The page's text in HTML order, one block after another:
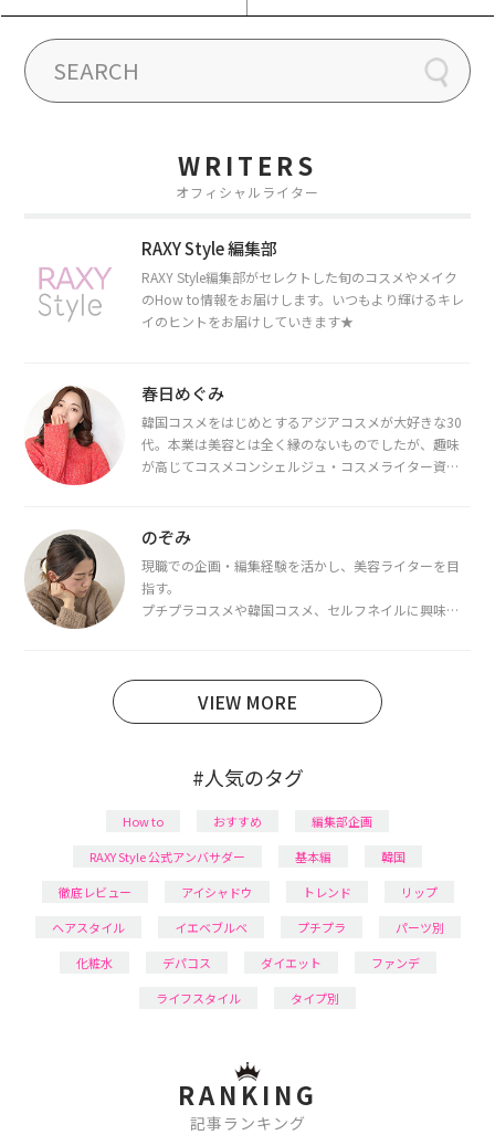
WRITERS
オフィシャルライター
RAXY Style 編集部
RAXY Style編集部がセレクトした旬のコスメやメイク
のHow to情報をお届けします。いつもより輝けるキレ
イのヒントをお届けしていきます★
春日めぐみ
韓国コスメをはじめとするアジアコスメが大好きな30
代。本業は美容とは全く縁のないものでしたが、趣味
が高じてコスメコンシェルジュ・コスメライター資格
断・骨格診断によるイメージコンサルティングも行っ
のぞみ
現職での企画・編集経験を活かし、美容ライターを目
指す。
プチプラコスメや韓国コスメ、セルフネイルに興味が
日本化粧品検定1級保有。
VIEW MORE
#人気のタグ
How to おすすめ
編集部企画
RAXY Style 公式アンバサダー
基本編
韓国
徹底レビュー
アイシャドウ トレンド
リップ
ヘアスタイル
イエベブルベ プチプラ
パーツ別
化粧水
デパコス ダイエット
ファンデ
ライフスタイル
タイプ別
RANKING
記事ランキング